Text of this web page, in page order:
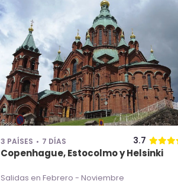
3 PAÍSES 7 DÍAS 3.7
Copenhague, Estocolmo y Helsinki
Salidas en Febrero - Noviembre